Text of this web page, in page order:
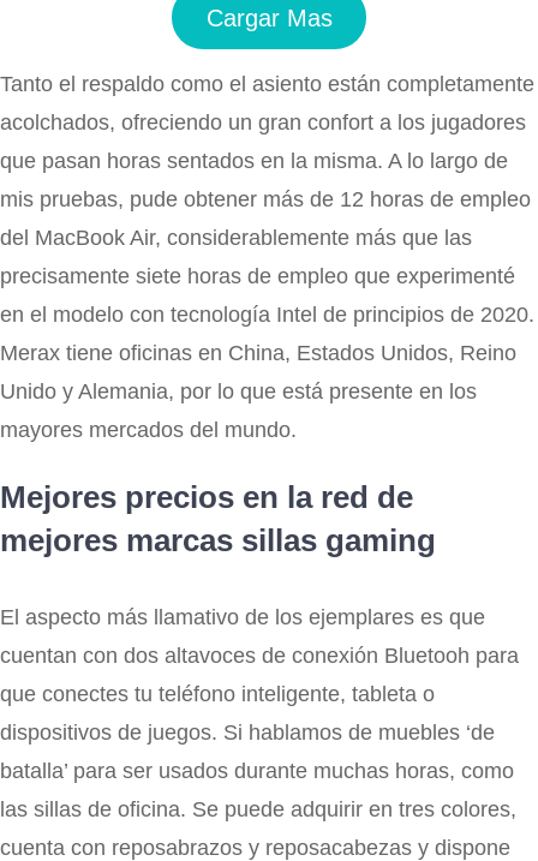
Cargar Mas
Tanto el respaldo como el asiento están completamente
acolchados, ofreciendo un gran confort a los jugadores
que pasan horas sentados en la misma. A lo largo de
mis pruebas, pude obtener más de 12 horas de empleo
del MacBook Air, considerablemente más que las
precisamente siete horas de empleo que experimenté
en el modelo con tecnología Intel de principios de 2020.
Merax tiene oficinas en China, Estados Unidos, Reino
Unido y Alemania, por lo que está presente en los
mayores mercados del mundo.
Mejores precios en la red de
mejores marcas sillas gaming
El aspecto más llamativo de los ejemplares es que
cuentan con dos altavoces de conexión Bluetooh para
que conectes tu teléfono inteligente, tableta o
dispositivos de juegos. Si hablamos de muebles ‘de
batalla’ para ser usados durante muchas horas, como
las sillas de oficina. Se puede adquirir en tres colores,
cuenta con reposabrazos y reposacabezas y dispone